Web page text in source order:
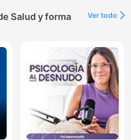
Salud y forma
Ver todo